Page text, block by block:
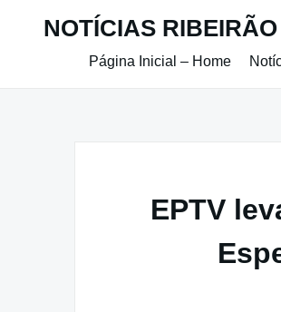
NOTÍCIAS
Página Inicial – Home
EPTV